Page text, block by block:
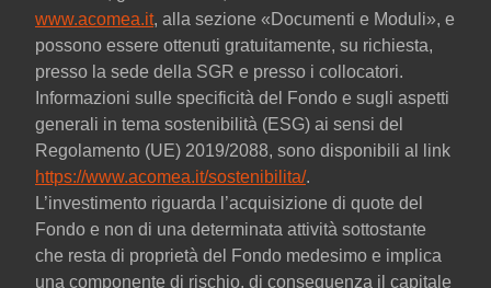
www.acomea.it, alla sezione «Documenti e Moduli», e
possono essere ottenuti gratuitamente, su richiesta,
presso la sede della SGR e presso i collocatori.
Informazioni sulle specificità del Fondo e sugli aspetti
generali in tema sostenibilità (ESG) ai sensi del
Regolamento (UE) 2019/2088, sono disponibili al link
https://www.acomea.it/sostenibilita/.
L’investimento riguarda l’acquisizione di quote del
Fondo e non di una determinata attività sottostante
che resta di proprietà del Fondo medesimo e implica
una componente di rischio, di conseguenza il capitale